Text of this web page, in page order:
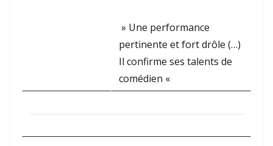
» Une performance
pertinente et fort drôle (…)
Il confirme ses talents de
comédien «